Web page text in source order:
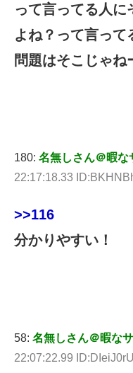
って言ってる人に
よね？って言って
問題はそこじゃね
180: 名無しさん＠暇な
22:17:18.33
>>116
分かりやすい！
58: 名無しさん＠暇な
22:07:22.99